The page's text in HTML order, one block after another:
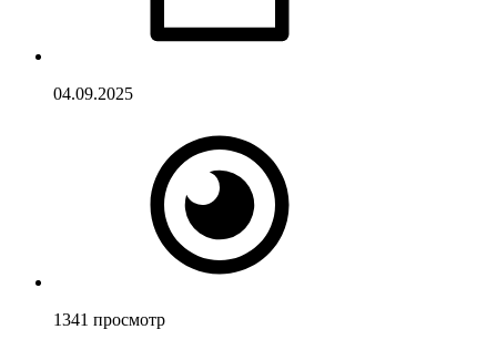
04.09.2025
1341 просмотр